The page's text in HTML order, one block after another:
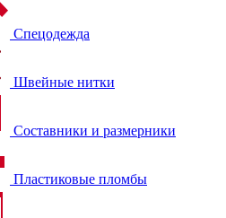
Спецодежда
Швейные нитки
Составники и размерники
Пластиковые пломбы